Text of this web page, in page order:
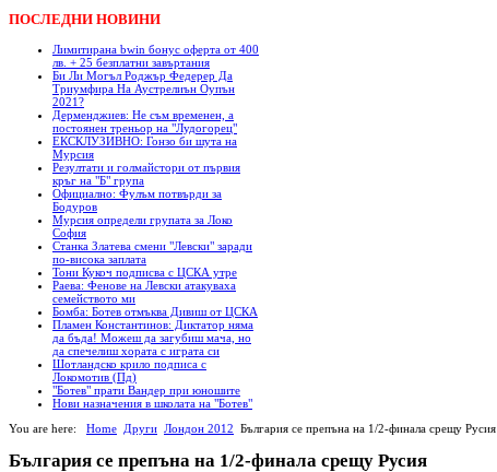
ПОСЛЕДНИ НОВИНИ
Лимитирана bwin бонус оферта от 400
лв. + 25 безплатни завъртания
Би Ли Могъл Роджър Федерер Да
Триумфира На Аустрелиън Оупън
2021?
Дерменджиев: Не съм временен, а
постоянен треньор на "Лудогорец"
ЕКСКЛУЗИВНО: Гонзо би шута на
Мурсия
Резултати и голмайстори от първия
кръг на "Б" група
Официално: Фулъм потвърди за
Бодуров
Мурсия определи групата за Локо
София
Станка Златева смени "Левски" заради
по-висока заплата
Тони Кукоч подписва с ЦСКА утре
Раева: Фенове на Левски атакуваха
семейството ми
Бомба: Ботев отмъква Дивиш от ЦСКА
Пламен Константинов: Диктатор няма
да бъда! Можеш да загубиш мача, но
да спечелиш хората с играта си
Шотландско крило подписа с
Локомотив (Пд)
"Ботев" прати Вандер при юношите
Нови назначения в школата на "Ботев"
You are here: Home Други Лондон 2012 България се препъна на 1/2-финала срещу Русия
България се препъна на 1/2-финала срещу Русия